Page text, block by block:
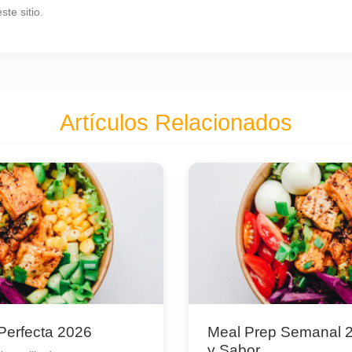
sitio.
Artículos Relacionados
2026
Meal Prep Semanal